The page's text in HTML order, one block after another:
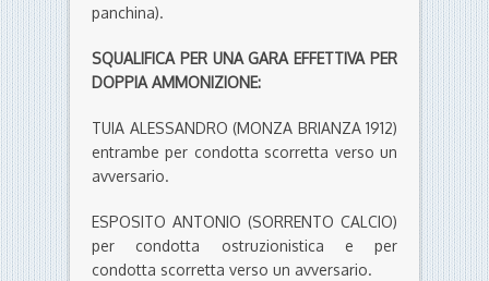
panchina).
SQUALIFICA PER UNA GARA EFFETTIVA PER
DOPPIA AMMONIZIONE:
TUIA ALESSANDRO (MONZA BRIANZA 1912)
entrambe per condotta scorretta verso un
avversario.
ESPOSITO ANTONIO (SORRENTO CALCIO)
per condotta ostruzionistica e per
condotta scorretta verso un avversario.